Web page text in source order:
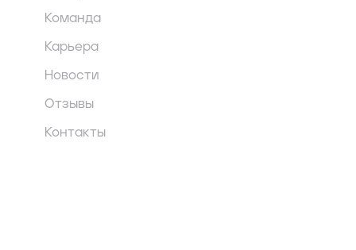
Команда
Карьера
Новости
Отзывы
Контакты